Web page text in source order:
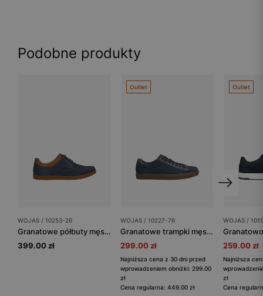
Podobne produkty
WOJAS / 10253-26
Granatowe półbuty męskie z nubuku z brązowymi wstawkami
399.00 zł
Outlet
WOJAS / 10227-76
Granatowe trampki męskie na brązowej podeszwie
299.00 zł
Najniższa cena z 30 dni przed
wprowadzeniem obniżki: 299.00
zł
Cena regularna: 449.00 zł
Outlet
WOJAS /
259.00 zł
Najniższa
zł
Cena